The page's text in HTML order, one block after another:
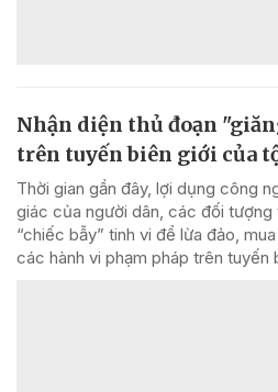
Nhận diện thủ đoạn
trên tuyến biên giới của
Thời gian gần đây, lợi dụng công
giác của người dân, các đối tượng
“chiếc bẫy” tinh vi để lừa đảo,
các hành vi phạm pháp trên tuyến